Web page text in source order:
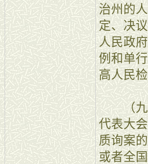
治州的
定、决
人民政
例和单
高人民
（九）
代表大
质询案
或者全